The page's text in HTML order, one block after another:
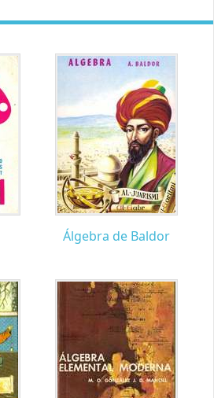
Álgebra de Baldor